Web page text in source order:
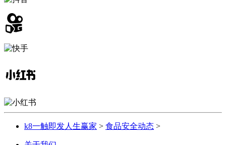
k8一触即发人生赢家 > 食品安全动态 >